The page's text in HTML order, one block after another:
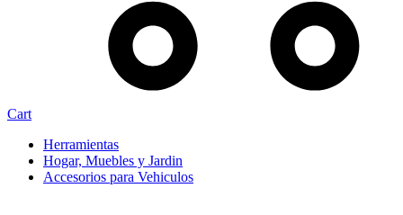
Cart
Herramientas
Hogar, Muebles y Jardin
Accesorios para Vehiculos